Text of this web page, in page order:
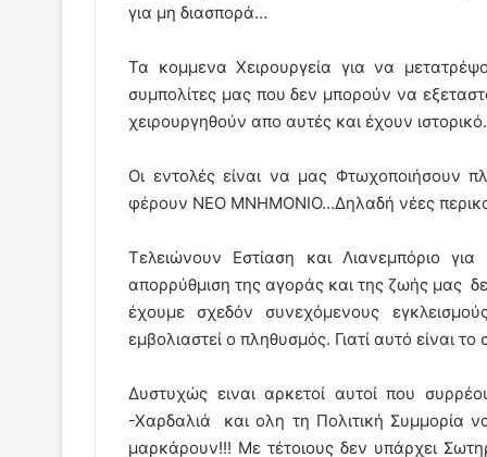
για μη διασπορά…
Τα κομμενα Χειρουργεία για να
συμπολίτες μας που δεν μπορούν να
χειρουργηθούν απο αυτές και έχουν ιστορικό.
Οι εντολές είναι να μας Φτωχοποιήσουν
φέρουν ΝΕΟ ΜΝΗΜΟΝΙΟ…Δηλαδή νέες
Τελειώνουν Εστίαση και Λιανεμπόριο
απορρύθμιση της αγοράς και της ζωής μας
έχουμε σχεδόν συνεχόμενους
εμβολιαστεί ο πληθυσμός. Γιατί αυτό είναι
Δυστυχώς ειναι αρκετοί αυτοί που
-Χαρδαλιά και ολη τη Πολιτική Συμμορία
μαρκάρουν!!! Με τέτοιους δεν υπάρχει